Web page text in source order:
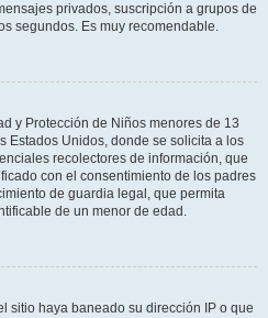
privados, suscripción a grupos de
segundos. Es muy recomendable.
y Protección de Niños menores de 13
Estados Unidos, donde se solicita a los
recolectores de información, que
con el consentimiento de los padres
de guardia legal, que permita
de un menor de edad.
sitio haya baneado su dirección IP o que